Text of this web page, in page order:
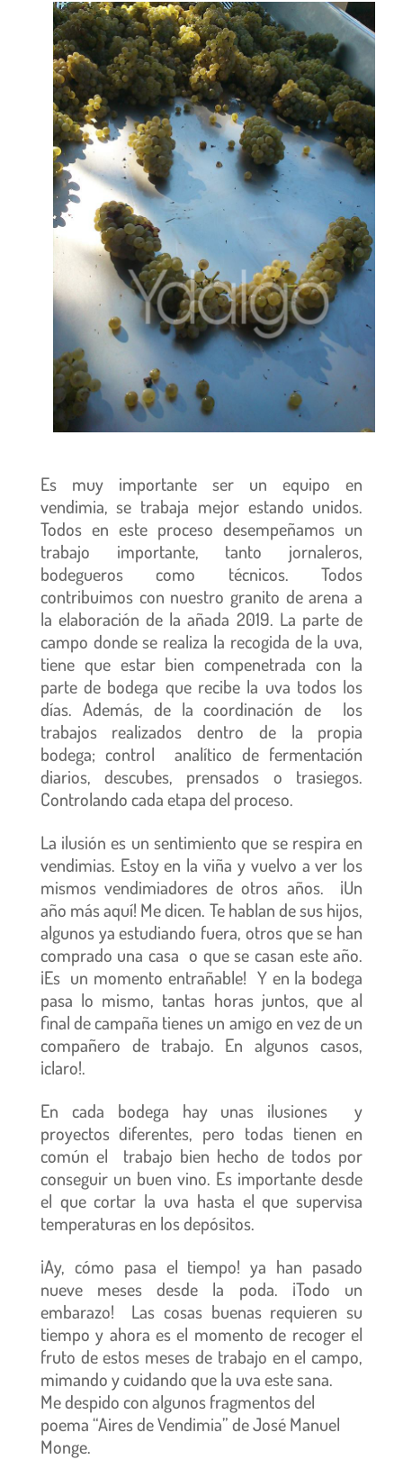
Es muy importante ser un equipo en
vendimia, se trabaja mejor estando unidos.
Todos en este proceso desempeñamos un
trabajo importante, tanto jornaleros,
bodegueros como técnicos. Todos
contribuimos con nuestro granito de arena a
la elaboración de la añada 2019. La parte de
campo donde se realiza la recogida de la uva,
tiene que estar bien compenetrada con la
parte de bodega que recibe la uva todos los
días. Además, de la coordinación de los
trabajos realizados dentro de la propia
bodega; control analítico de fermentación
diarios, descubes, prensados o trasiegos.
Controlando cada etapa del proceso.
La ilusión es un sentimiento que se respira en
vendimias. Estoy en la viña y vuelvo a ver los
mismos vendimiadores de otros años. ¡Un
año más aquí! Me dicen. Te hablan de sus hijos,
algunos ya estudiando fuera, otros que se han
comprado una casa o que se casan este año.
¡Es un momento entrañable! Y en la bodega
pasa lo mismo, tantas horas juntos, que al
final de campaña tienes un amigo en vez de un
compañero de trabajo. En algunos casos,
¡claro!.
En cada bodega hay unas ilusiones y
proyectos diferentes, pero todas tienen en
común el trabajo bien hecho de todos por
conseguir un buen vino. Es importante desde
el que cortar la uva hasta el que supervisa
temperaturas en los depósitos.
¡Ay, cómo pasa el tiempo! ya han pasado
nueve meses desde la poda. ¡Todo un
embarazo! Las cosas buenas requieren su
tiempo y ahora es el momento de recoger el
fruto de estos meses de trabajo en el campo,
mimando y cuidando que la uva este sana.
Me despido con algunos fragmentos del
poema “Aires de Vendimia” de José Manuel
Monge.